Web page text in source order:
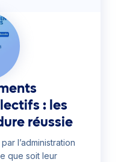
: les
réussie
l’administration
que soit leur